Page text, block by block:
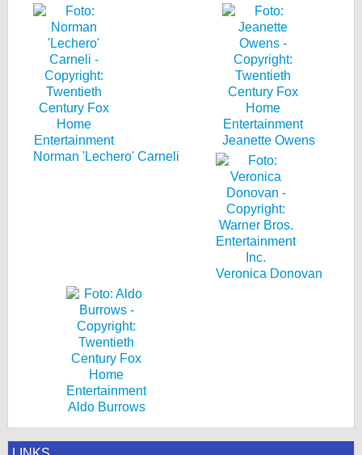
Norman 'Lechero' Carneli
Jeanette Owens
Veronica Donovan
Aldo Burrows